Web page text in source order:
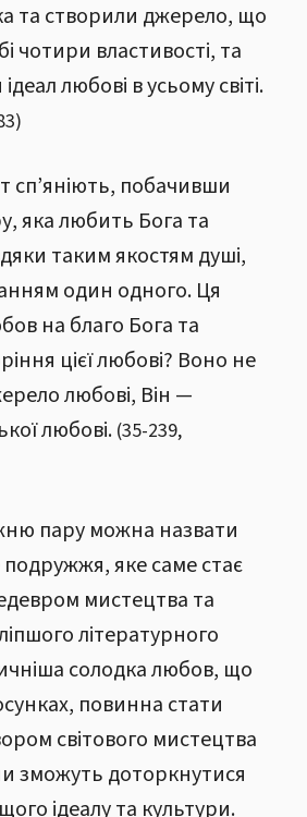
та створили джерело, що
чотири властивості, та
любові в усьому світі.
)
сп’яніють, побачивши
яка любить Бога та
таким якостям душі,
один одного. Ця
на благо Бога та
цієї любові? Воно не
любові, Він —
любові. (35-239,
пару можна назвати
яке саме стає
мистецтва та
літературного
солодка любов, що
повинна стати
світового мистецтва
зможуть доторкнутися
ідеалу та культури.